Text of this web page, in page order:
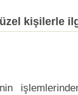
kişilerle